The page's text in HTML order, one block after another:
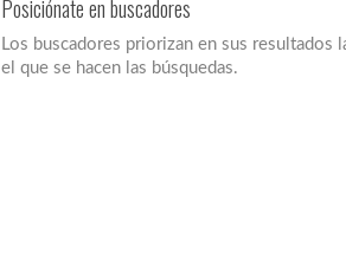
Posiciónate en buscadores
Los buscadores priorizan en sus resultados
el que se hacen las búsquedas.